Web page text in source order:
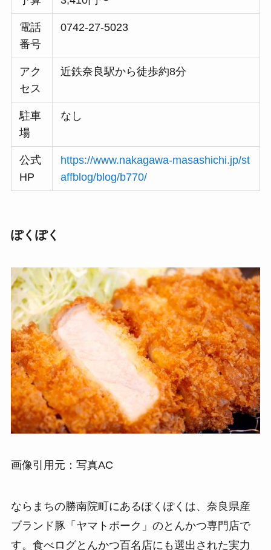
電話
番号
0742-27-5023
アク
セス
近鉄奈良駅から徒歩約8分
駐車
場
なし
公式
HP
https://www.nakagawa-masashichi.jp/st
affblog/blog/b770/
ぽくぽく
画像引用元：写真AC
ならまちの勝南院町にあるぽくぽくは、奈良県産
ブランド豚「ヤマトポーク」のとんかつ専門店で
す。食べログとんかつ百名店にも選出された実力